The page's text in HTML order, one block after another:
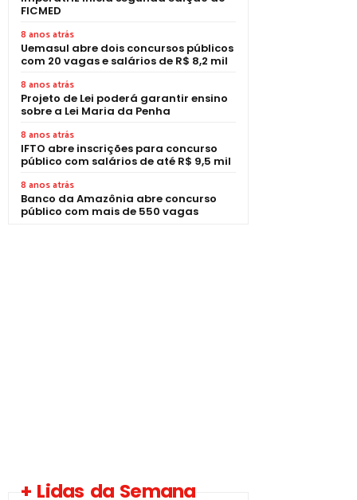
FICMED
8 anos atrás
Uemasul abre dois concursos públicos
com 20 vagas e salários de R$ 8,2 mil
8 anos atrás
Projeto de Lei poderá garantir ensino
sobre a Lei Maria da Penha
8 anos atrás
IFTO abre inscrições para concurso
público com salários de até R$ 9,5 mil
8 anos atrás
Banco da Amazônia abre concurso
público com mais de 550 vagas
+ Lidas da Semana